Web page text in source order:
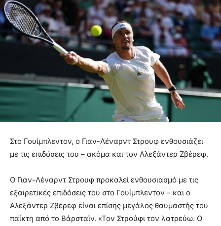
Στο Γουίμπλεντον, ο Γιαν-Λέναρντ Στρουφ ενθουσιάζει
με τις επιδόσεις του – ακόμα και τον Αλεξάντερ Ζβέρεφ.
Ο Γιαν-Λέναρντ Στρουφ προκαλεί ενθουσιασμό με τις
εξαιρετικές επιδόσεις του στο Γουίμπλεντον – και ο
Αλεξάντερ Ζβέρεφ είναι επίσης μεγάλος θαυμαστής του
παίκτη από το Βάρσταϊν. «Τον Στρούφι τον λατρεύω. Ο